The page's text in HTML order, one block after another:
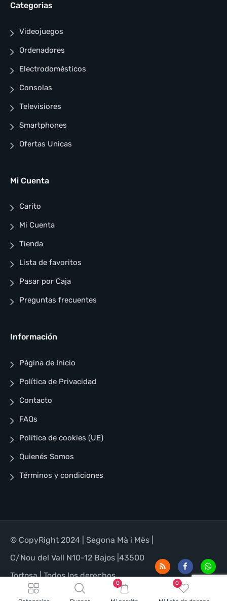
0 0
Categorias
Videojuegos
Ordenadores
Electrodomésticos
Consolas
Televisiores
Smartphones
Ofertas Unicas
Mi Cuenta
Carito
Mi Cuenta
Tienda
Lista de favoritos
Pasar por Caja
Preguntas frecuentes
Información
Página de Inicio
Política de Privacidad
Contacto
FAQs
Política de cookies (UE)
Quienés Somos
Términos y condiciones
© CopyRight 2024 | Segona Mà i Mès |
C/Nou del Vall N10-12 Bajos |43500
Tortosa | Todos los derechos
reservados | Designed for WordPress